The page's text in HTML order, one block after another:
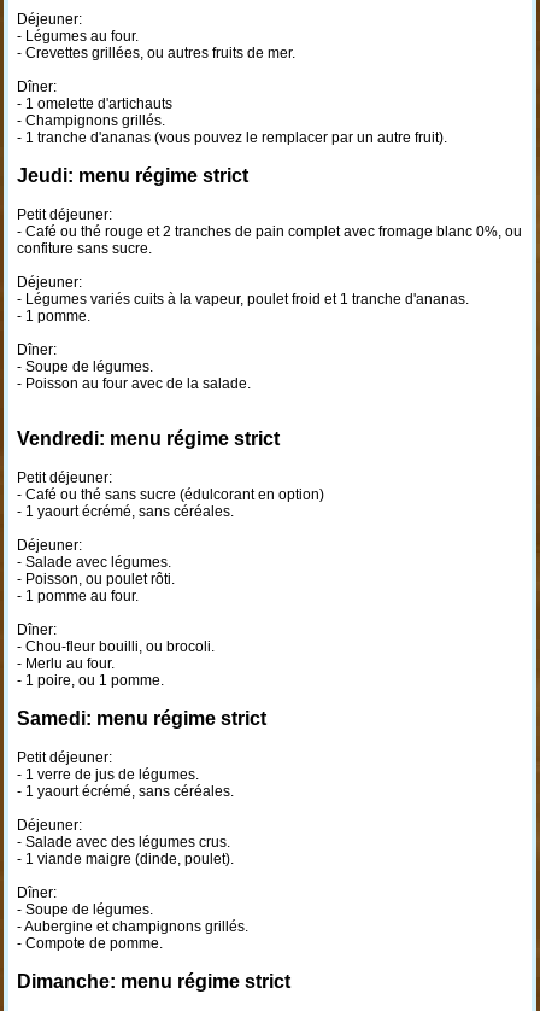
Déjeuner:
- Légumes au four.
- Crevettes grillées, ou autres fruits de mer.
Dîner:
- 1 omelette d'artichauts
- Champignons grillés.
- 1 tranche d'ananas (vous pouvez le remplacer par un autre fruit).
Jeudi: menu régime strict
Petit déjeuner:
- Café ou thé rouge et 2 tranches de pain complet avec fromage blanc 0%, ou
confiture sans sucre.
Déjeuner:
- Légumes variés cuits à la vapeur, poulet froid et 1 tranche d'ananas.
- 1 pomme.
Dîner:
- Soupe de légumes.
- Poisson au four avec de la salade.
Vendredi: menu régime strict
Petit déjeuner:
- Café ou thé sans sucre (édulcorant en option)
- 1 yaourt écrémé, sans céréales.
Déjeuner:
- Salade avec légumes.
- Poisson, ou poulet rôti.
- 1 pomme au four.
Dîner:
- Chou-fleur bouilli, ou brocoli.
- Merlu au four.
- 1 poire, ou 1 pomme.
Samedi: menu régime strict
Petit déjeuner:
- 1 verre de jus de légumes.
- 1 yaourt écrémé, sans céréales.
Déjeuner:
- Salade avec des légumes crus.
- 1 viande maigre (dinde, poulet).
Dîner:
- Soupe de légumes.
- Aubergine et champignons grillés.
- Compote de pomme.
Dimanche: menu régime strict